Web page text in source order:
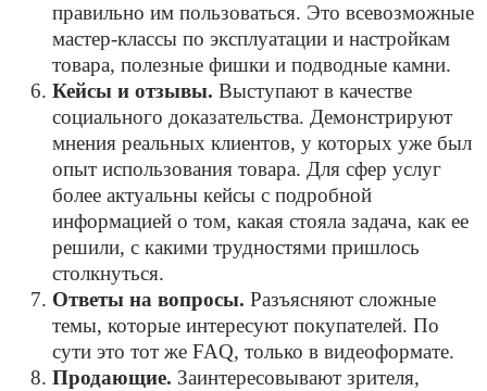
правильно им пользоваться. Это всевозможные
мастер-классы по эксплуатации и настройкам
товара, полезные фишки и подводные камни.
Кейсы и отзывы. Выступают в качестве
социального доказательства. Демонстрируют
мнения реальных клиентов, у которых уже был
опыт использования товара. Для сфер услуг
более актуальны кейсы с подробной
информацией о том, какая стояла задача, как ее
решили, с какими трудностями пришлось
столкнуться.
Ответы на вопросы. Разъясняют сложные
темы, которые интересуют покупателей. По
сути это тот же FAQ, только в видеоформате.
Продающие. Заинтересовывают зрителя,